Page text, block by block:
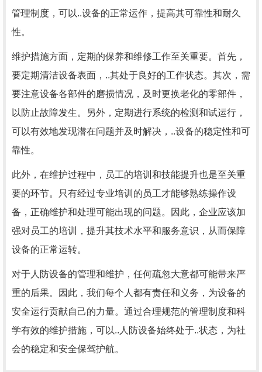
管理制度，可以..设备的正常运作，提高其可靠性和耐久
性。
维护措施方面，定期的保养和维修工作至关重要。首先，
要定期清洁设备表面，..其处于良好的工作状态。其次，需
要注意设备各部件的磨损情况，及时更换老化的零部件，
以防止故障发生。另外，定期进行系统的检测和试运行，
可以有效地发现潜在问题并及时解决，..设备的稳定性和可
靠性。
此外，在维护过程中，员工的培训和技能提升也是至关重
要的环节。只有经过专业培训的员工才能够熟练操作设
备，正确维护和处理可能出现的问题。因此，企业应该加
强对员工的培训，提升其技术水平和服务意识，从而保障
设备的正常运转。
对于人防设备的管理和维护，任何疏忽大意都可能带来严
重的后果。因此，我们每个人都有责任和义务，为设备的
安全运行贡献自己的力量。通过合理规范的管理制度和科
学有效的维护措施，可以..人防设备始终处于..状态，为社
会的稳定和安全保驾护航。